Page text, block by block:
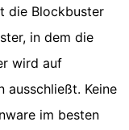
die Blockbuster
in dem die
wird auf
ausschließt. Keine
im besten